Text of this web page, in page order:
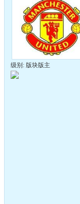
级别: 版块版主